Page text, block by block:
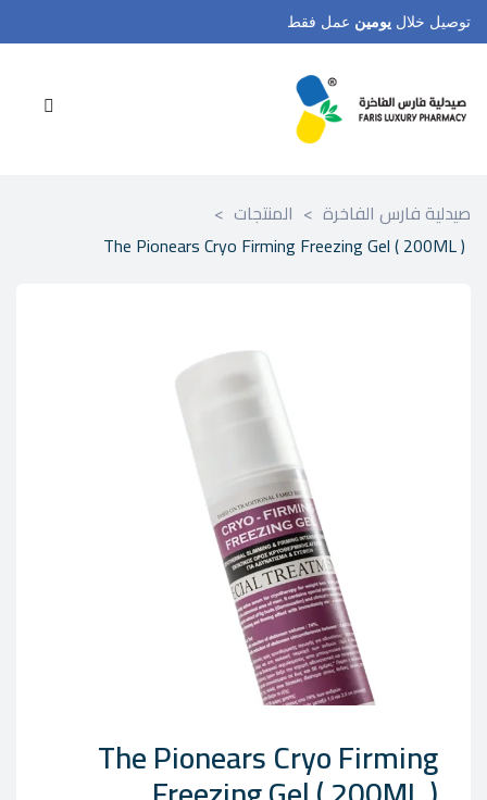
توصيل خلال يومين عمل فقط
صيدلية فارس الفاخرة > المنتجات >
The Pionears Cryo Firming Freezing Gel ( 200ML )
The Pionears Cryo Firming